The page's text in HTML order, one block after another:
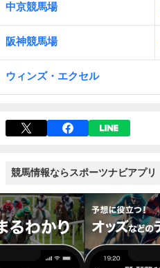
中京競馬場
阪神競馬場
ウィンズ・エクセル
競馬情報ならスポーツナビアプリ